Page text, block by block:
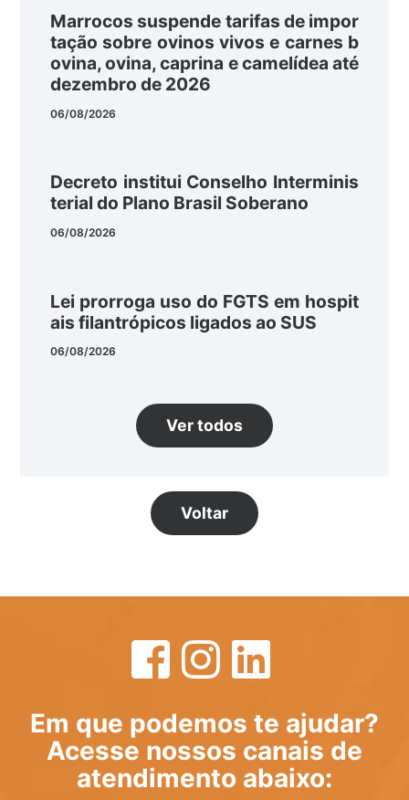
Marrocos suspende tarifas de impor
tação sobre ovinos vivos e carnes b
ovina, ovina, caprina e camelídea até
dezembro de 2026
06/08/2026
Decreto institui Conselho Interminis
terial do Plano Brasil Soberano
06/08/2026
Lei prorroga uso do FGTS em hospit
ais filantrópicos ligados ao SUS
06/08/2026
Ver todos
Voltar
Em que podemos te ajudar?
Acesse nossos canais de
atendimento abaixo: